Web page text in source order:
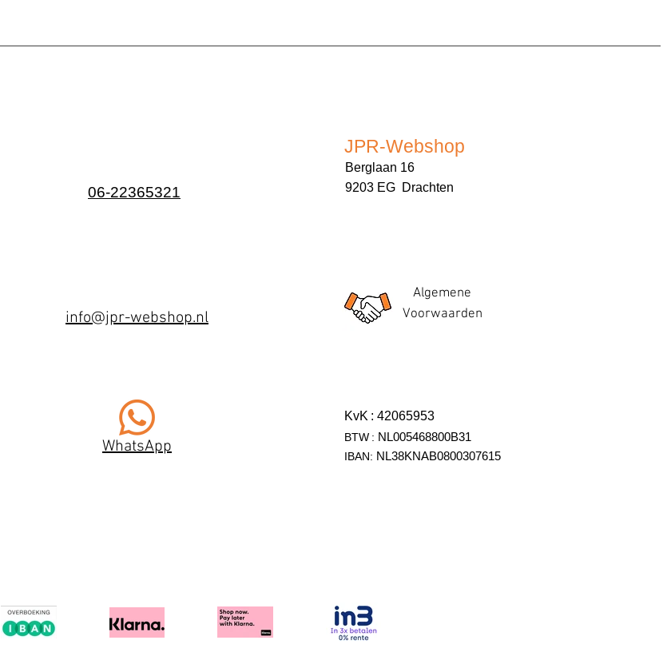
06-22365321
info@jpr-webshop.nl
WhatsApp
JPR-Webshop
Berglaan 16
9203 EG Drachten
Algemene
Voorwaarden
KvK : 42065953
BTW : NL005468800B31
IBAN: NL38KNAB0800307615